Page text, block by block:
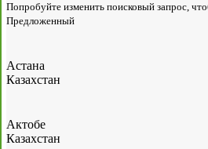
Попробуйте изменить поисковый запрос,
Предложенный
Астана
Казахстан
Актобе
Казахстан